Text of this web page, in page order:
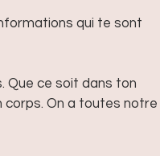
qui te sont
Que ce soit dans ton
On a toutes notre